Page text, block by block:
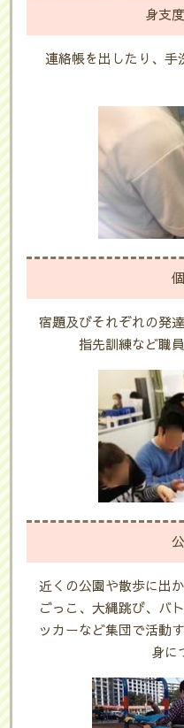
身支
連絡帳を出したり、手
宿題及びそれぞれの発
指先訓練など職
近くの公園や散歩に出
ごっこ、大縄跳び、バ
ッカーなど集団で活動
身に